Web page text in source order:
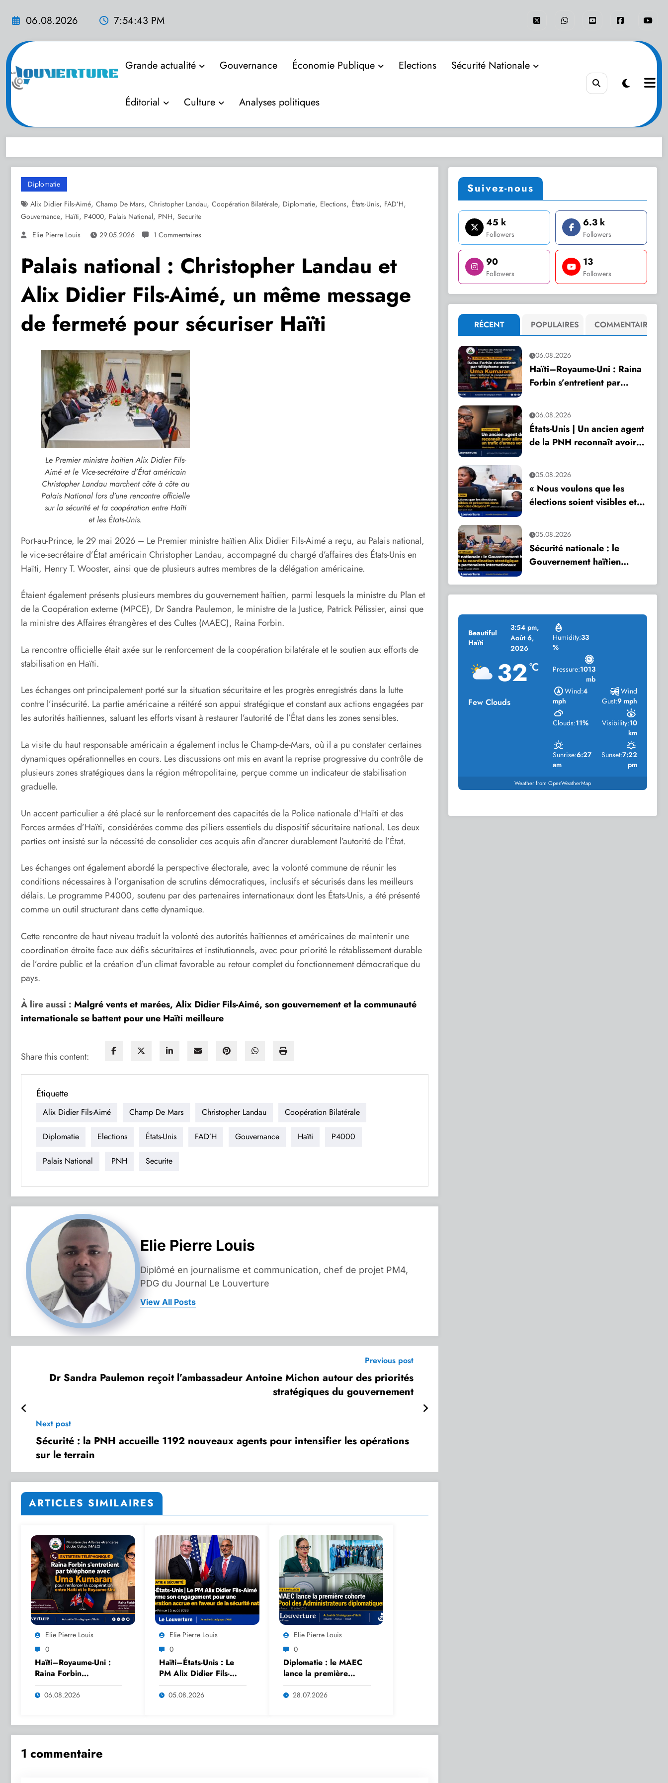
06.08.2026 7:54:45 PM
Grande actualité Gouvernance Économie Publique Elections Sécurité Nationale
Éditorial Culture Analyses politiques
Diplomatie
Alix Didier Fils-Aimé, Champ De Mars, Christopher Landau, Coopération Bilatérale, Diplomatie, Elections, États-Unis, FAD’H,
Gouvernance, Haïti, P4000, Palais National, PNH, Securite
Elie Pierre Louis
29.05.2026 1 Commentaires
Palais national : Christopher Landau et
Alix Didier Fils-Aimé, un même message
de fermeté pour sécuriser Haïti
Le Premier ministre haïtien Alix Didier Fils-
Aimé et le Vice-secrétaire d’État américain
Christopher Landau marchent côte à côte au
Palais National lors d’une rencontre officielle
sur la sécurité et la coopération entre Haïti
et les États-Unis.
Port-au-Prince, le 29 mai 2026 – Le Premier ministre haïtien Alix Didier Fils-Aimé a reçu, au Palais national,
le vice-secrétaire d’État américain Christopher Landau, accompagné du chargé d’affaires des États-Unis en
Haïti, Henry T. Wooster, ainsi que de plusieurs autres membres de la délégation américaine.
Étaient également présents plusieurs membres du gouvernement haïtien, parmi lesquels la ministre du Plan et
de la Coopération externe (MPCE), Dr Sandra Paulemon, le ministre de la Justice, Patrick Pélissier, ainsi que
la ministre des Affaires étrangères et des Cultes (MAEC), Raina Forbin.
La rencontre officielle était axée sur le renforcement de la coopération bilatérale et le soutien aux efforts de
stabilisation en Haïti.
Les échanges ont principalement porté sur la situation sécuritaire et les progrès enregistrés dans la lutte
contre l’insécurité. La partie américaine a réitéré son appui stratégique et constant aux actions engagées par
les autorités haïtiennes, saluant les efforts visant à restaurer l’autorité de l’État dans les zones sensibles.
La visite du haut responsable américain a également inclus le Champ-de-Mars, où il a pu constater certaines
dynamiques opérationnelles en cours. Les discussions ont mis en avant la reprise progressive du contrôle de
plusieurs zones stratégiques dans la région métropolitaine, perçue comme un indicateur de stabilisation
graduelle.
Un accent particulier a été placé sur le renforcement des capacités de la Police nationale d’Haïti et des
Forces armées d’Haïti, considérées comme des piliers essentiels du dispositif sécuritaire national. Les deux
parties ont insisté sur la nécessité de consolider ces acquis afin d’ancrer durablement l’autorité de l’État.
Les échanges ont également abordé la perspective électorale, avec la volonté commune de réunir les
conditions nécessaires à l’organisation de scrutins démocratiques, inclusifs et sécurisés dans les meilleurs
délais. Le programme P4000, soutenu par des partenaires internationaux dont les États-Unis, a été présenté
comme un outil structurant dans cette dynamique.
Cette rencontre de haut niveau traduit la volonté des autorités haïtiennes et américaines de maintenir une
coordination étroite face aux défis sécuritaires et institutionnels, avec pour priorité le rétablissement durable
de l’ordre public et la création d’un climat favorable au retour complet du fonctionnement démocratique du
pays.
À lire aussi : Malgré vents et marées, Alix Didier Fils-Aimé, son gouvernement et la communauté
internationale se battent pour une Haïti meilleure
Share this content:
Étiquette
Alix Didier Fils-Aimé Champ De Mars Christopher Landau Coopération Bilatérale
Diplomatie Elections États-Unis FAD’H Gouvernance Haïti P4000
Palais National PNH Securite
Elie Pierre Louis
Diplômé en journalisme et communication, chef de projet PM4,
PDG du Journal Le Louverture
View All Posts
Previous post
Dr Sandra Paulemon reçoit l’ambassadeur Antoine Michon autour des priorités
stratégiques du gouvernement
Next post
Sécurité : la PNH accueille 1192 nouveaux agents pour intensifier les opérations
sur le terrain
ARTICLES SIMILAIRES
Elie Pierre Louis
0
Haïti–Royaume-Uni :
Raina Forbin
s’entretient par
téléphone avec Uma
coopération
06.08.2026
Elie Pierre Louis
0
Haïti–États-Unis : Le
PM Alix Didier Fils-
Aimé réaffirme son
engagement pour une
nationale
05.08.2026
Elie Pierre Louis
0
Diplomatie : le MAEC
lance la première
cohorte du Pool des
Administrateurs
28.07.2026
1 commentaire
Suivez-nous
45 k
Followers
6.3 k
Followers
90
Followers
13
Followers
RÉCENT POPULAIRES COMMENTAIRE
06.08.2026
Haïti–Royaume-Uni : Raina
Forbin s’entretient par
Kumaran pour renforcer la
coopération
06.08.2026
États-Unis | Un ancien agent
de la PNH reconnaît avoir
vers Haïti
05.08.2026
« Nous voulons que les
élections soient visibles et
des citoyens », affirme Dr
Sandra Paulemon
05.08.2026
Sécurité nationale : le
Gouvernement haïtien
stratégique avec ses
Beautiful
Haïti
3:54 pm,
Août 6,
2026
32°C
Few Clouds
Humidity:33
%
Pressure:1013
mb
Wind:4
mph
Wind
Gust:9 mph
Clouds:11% Visibility:10
km
Sunrise:6:27
am
Sunset:7:22
pm
Weather from OpenWeatherMap